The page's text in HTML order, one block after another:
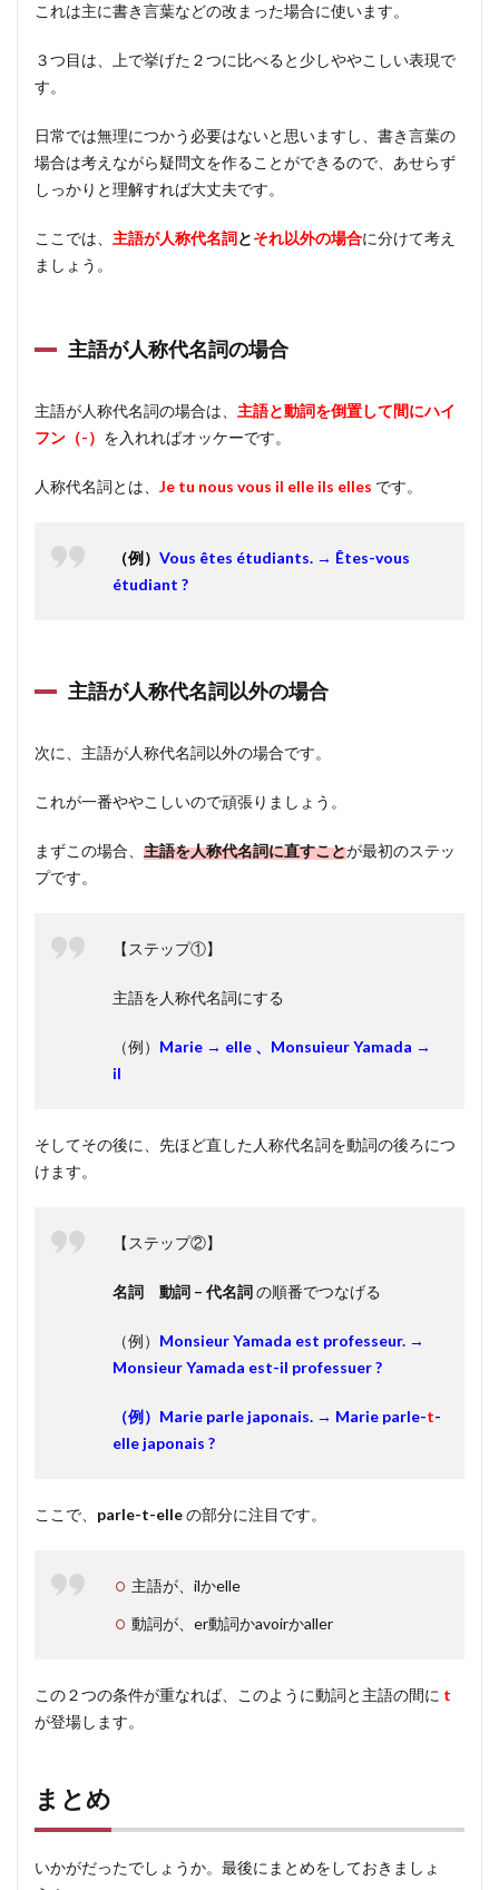
これは主に書き言葉などの改まった場合に使います。
３つ目は、上で挙げた２つに比べると少しややこしい表現で
す。
日常では無理につかう必要はないと思いますし、書き言葉の
場合は考えながら疑問文を作ることができるので、あせらず
しっかりと理解すれば大丈夫です。
ここでは、 主語が人称代名詞とそれ以外の場合に分けて考え
ましょう。
主語が人称代名詞の場合
主語が人称代名詞の場合は、 主語と動詞を倒置して間にハイ
フン（-） を入れればオッケーです。
人称代名詞とは、 Je tu nous vous il elle ils elles です。
（例） Vous êtes étudiants. → Êtes-vous
étudiant ?
主語が人称代名詞以外の場合
次に、主語が人称代名詞以外の場合です。
これが一番ややこしいので頑張りましょう。
まずこの場合、 主語を人称代名詞に直すことが最初のステッ
プです。
【ステップ①】
主語を人称代名詞にする
（例） Marie → elle 、 Monsuieur Yamada →
il
そしてその後に、先ほど直した人称代名詞を動詞の後ろにつ
けます。
【ステップ②】
名詞 動詞 – 代名詞の順番でつなげる
（例） Monsieur Yamada est professeur. →
Monsieur Yamada est-il professuer ?
（例）Marie parle japonais. → Marie parle-t-
elle japonais ?
ここで、 parle-t-elleの部分に注目です。
主語が、ilかelle
動詞が、er動詞かavoirかaller
この２つの条件が重なれば、このように動詞と主語の間に t
が登場します。
まとめ
いかがだったでしょうか。最後にまとめをしておきましょ